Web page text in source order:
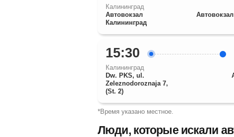
Калининград
Автовокзал
Калининград
15:30
Калининград
Dw. PKS, ul.
Zeleznodoroznaja 7,
(St. 2)
*Время указано местное.
Люди, которые искали